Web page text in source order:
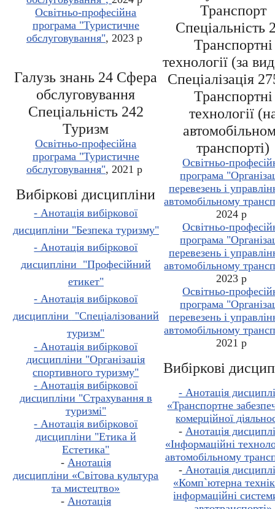
Освітньо-професійна
програма "Туристичне
обслуговування", 2023 р
Галузь знань 24 Сфера
обслуговування
Спеціальність 242
Туризм
Освітньо-професійна
програма "Туристичне
обслуговування", 2021 р
Вибіркові дисципліни
- Анотація вибіркової
дисципліни "Безпека туризму"
- Анотація вибіркової
дисципліни "Професійний
етикет"
- Анотація вибіркової
дисципліни "Спеціалізований
туризм"
- Анотація вибіркової
дисципліни "Організація
спортивного туризму"
- Анотація вибіркової
дисципліни "Страхування в
туризмі"
- Анотація вибіркової
дисципліни "Етика й
Естетика"
- Анотація
дисципліни «Світова культура
та мистецтво»
- Анотація
Транспорт
Спеціальність
Транспортні
технології (за
Спеціалізація
Транспортні
технології
транспорті)
Освітньо-
програма
перевезень і
автомобільному
2024 р
Освітньо-
програма
перевезень і
автомобільному
2023 р
Освітньо-
програма
перевезень і
автомобільному
2021 р
Вибіркові
- Анотація
«Транспортне
комерційної
- Анотація
«Інформаційні
автомобільному
-Анотація
«Комп`ютерна
інформаційні